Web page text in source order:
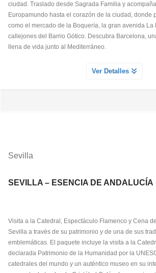
ciudad. Traslado desde Sagrada Familia y
Europamundo hasta el corazón de la ciudad, donde
como el mercado de la Boquería, la gran avenida La
callejones del Barrio Gótico. Descubra Barcelona,
llena de vida junto al Mediterráneo.
LA RAMBLA Y EL BARRIO GOTICO DE
acompañará trasladandoles hasta el corazón de la
posibles hoy día, integrándonos en la visión de un
capaz de imaginar a inicios del siglo XX un edificio
espectador en el proceso de la Creación Divina, y
150 años las generaciones sucesivas nos
diferente, imposible de encontrar en ningún otro
Ver Detalles
Sevilla
SEVILLA – ESENCIA DE ANDALUCÍA
Visita a la Catedral, Espectáculo Flamenco y Cena
Sevilla a través de su patrimonio y de una de sus
emblemáticas. El paquete incluye la visita a la
declarada Patrimonio de la Humanidad por la
catedrales del mundo y un auténtico museo en su